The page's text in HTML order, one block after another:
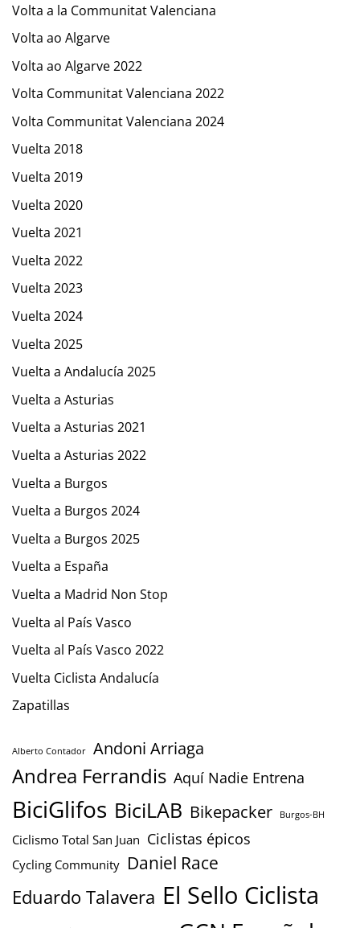
Volta a la Communitat Valenciana
Volta ao Algarve
Volta ao Algarve 2022
Volta Communitat Valenciana 2022
Volta Communitat Valenciana 2024
Vuelta 2018
Vuelta 2019
Vuelta 2020
Vuelta 2021
Vuelta 2022
Vuelta 2023
Vuelta 2024
Vuelta 2025
Vuelta a Andalucía 2025
Vuelta a Asturias
Vuelta a Asturias 2021
Vuelta a Asturias 2022
Vuelta a Burgos
Vuelta a Burgos 2024
Vuelta a Burgos 2025
Vuelta a España
Vuelta a Madrid Non Stop
Vuelta al País Vasco
Vuelta al País Vasco 2022
Vuelta Ciclista Andalucía
Zapatillas
Alberto Contador Andoni Arriaga
Andrea Ferrandis Aquí Nadie Entrena
BiciGlifos BiciLAB Bikepacker Burgos-BH
Ciclismo Total San Juan Ciclistas épicos
Cycling Community Daniel Race
Eduardo Talavera El Sello Ciclista